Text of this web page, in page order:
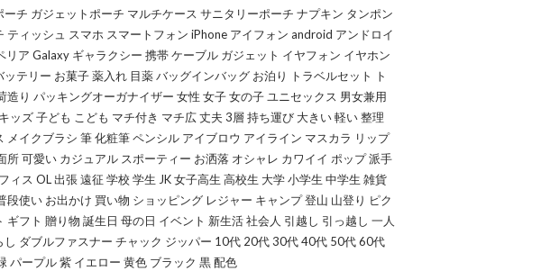
ーチ ガジェットポーチ マルチケース サニタリーポーチ ナプキン タンポン
ティッシュ スマホ スマートフォン iPhone アイフォン android アンドロイ
リア Galaxy ギャラクシー 携帯 ケーブル ガジェット イヤフォン イヤホン
テリー お菓子 薬入れ 目薬 バッグインバッグ お泊り トラベルセット ト
造り パッキングオーガナイザー 女性 女子 女の子 ユニセックス 男女兼用
ッズ 子ども こども マチ付き マチ広 丈夫 3層 持ち運び 大きい 軽い 整理
メイクブラシ 筆 化粧筆 ペンシル アイブロウ アイライン マスカラ リップ
所 可愛い カジュアル スポーティー お洒落 オシャレ カワイイ ポップ 派手
ィス OL 出張 遠征 学校 学生 JK 女子高生 高校生 大学 小学生 中学生 雑貨
段使い お出かけ 買い物 ショッピング レジャー キャンプ 登山 山登り ピク
ギフト 贈り物 誕生日 母の日 イベント 新生活 社会人 引越し 引っ越し 一人
し ダブルファスナー チャック ジッパー 10代 20代 30代 40代 50代 60代
パープル 紫 イエロー 黄色 ブラック 黒 配色